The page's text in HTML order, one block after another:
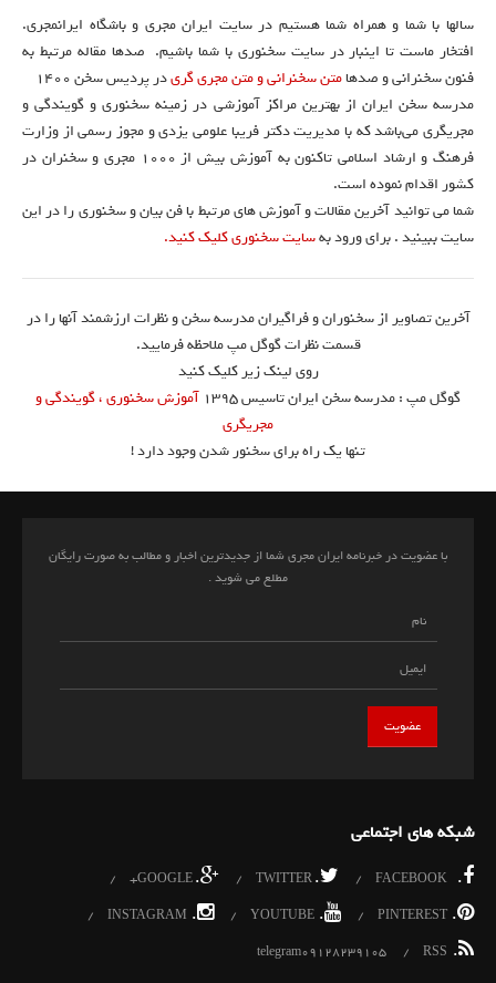
سالها با شما و همراه شما هستیم در سایت ایران مجری و باشگاه ایرانمجری.
افتخار ماست تا اینبار در سایت سخنوری با شما باشیم. صدها مقاله مرتبط به
فنون سخنرانی و صدهامتن سخنرانی و متن مجری گریدر پردیس سخن 1400
مدرسه سخن ایران از بهترین مراکز آموزشی در زمینه سخنوری و گویندگی و
مجریگری می‌باشد که با مدیریت دکتر فریبا علومی یزدی و مجوز رسمی از وزارت
فرهنگ و ارشاد اسلامی تاکنون به آموزش بیش از ۱۰۰۰ مجری و سخنران در
کشور اقدام نموده است.
شما می توانید آخرین مقالات و آموزش های مرتبط با فن بیان و سخنوری را در این
سایت ببینید . برای ورود بهسایت سخنوری کلیک کنید.
آخرین تصاویر از سخنوران و فراگیران مدرسه سخن و نظرات ارزشمند آنها را در
قسمت نظرات گوگل مپ ملاحظه فرمایید.
روی لینک زیر کلیک کنید
گوگل مپ : مدرسه سخن ایران تاسیس ۱۳۹۵
آموزش سخنوری ، گویندگی و
مجریگری
تنها یک راه برای سخنور شدن وجود دارد !
با عضویت در خبرنامه ایران مجری شما از جدیدترین اخبار و مطالب به صورت رایگان
مطلع می شوید .
شبکه های اجتماعی
.
FACEBOOK
.
TWITTER
.
GOOGLE+
.
PINTEREST
.
YOUTUBE
.
INSTAGRAM
.
RSS
telegram09128239105